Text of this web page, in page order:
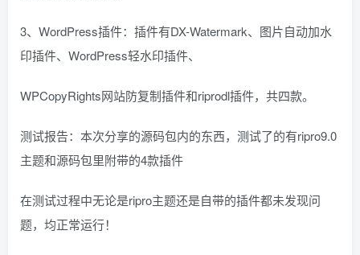
3、WordPress插件：插件有DX-Watermark、图片自动加水
印插件、WordPress轻水印插件、
WPCopyRights网站防复制插件和riprodl插件，共四款。
测试报告：本次分享的源码包内的东西，测试了的有ripro9.0
主题和源码包里附带的4款插件
在测试过程中无论是ripro主题还是自带的插件都未发现问
题，均正常运行！